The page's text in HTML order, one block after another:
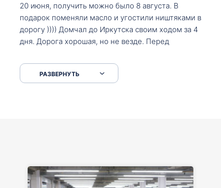
20 июня, получить можно было 8 августа. В
подарок поменяли масло и угостили ништяками в
дорогу )))) Домчал до Иркутска своим ходом за 4
дня. Дорога хорошая, но не везде. Перед
серпантинах по пути следования.
РАЗВЕРНУТЬ